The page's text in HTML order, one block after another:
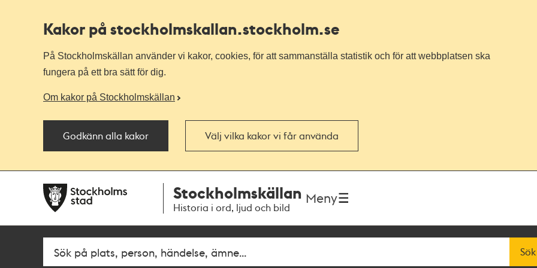
Kakor på stockholmskallan.stockholm.se
På Stockholmskällan använder vi kakor, cookies, för att sammanställa statistik och för att webbplatsen ska
fungera på ett bra sätt för dig.
Om kakor på Stockholmskällan
Godkänn alla kakor Välj vilka kakor vi får använda
navigationen
huvudinnehållet
Stockholmskällan
Historia i ord, ljud och bild
Meny
Fritextsök Sök